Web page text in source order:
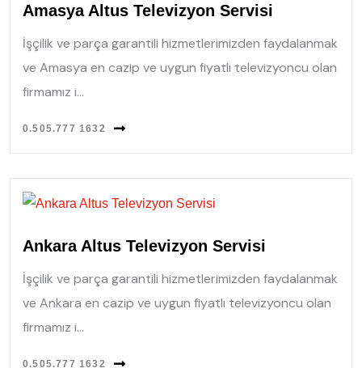
Amasya Altus Televizyon Servisi
İşçilik ve parça garantili hizmetlerimizden faydalanmak
ve Amasya en cazip ve uygun fiyatlı televizyoncu olan
firmamız i...
0.505.777 1632
Ankara Altus Televizyon Servisi
İşçilik ve parça garantili hizmetlerimizden faydalanmak
ve Ankara en cazip ve uygun fiyatlı televizyoncu olan
firmamız i...
0.505.777 1632